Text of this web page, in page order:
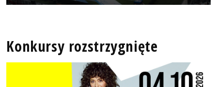
Konkursy rozstrzygnięte